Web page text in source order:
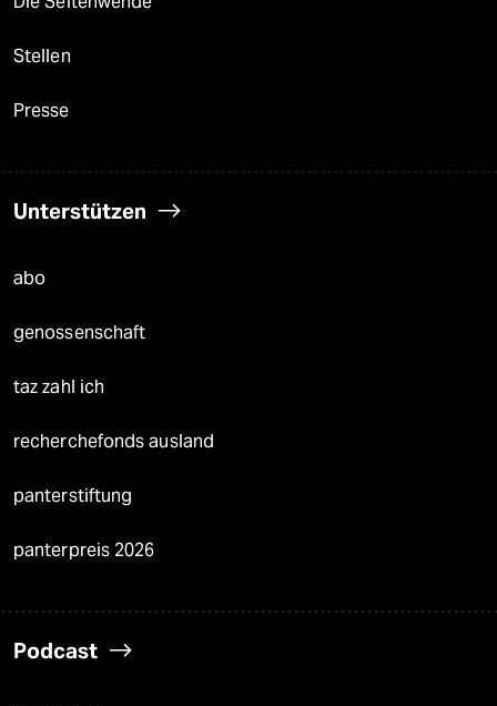
Stellen
Presse
Unterstützen
abo
genossenschaft
taz zahl ich
recherchefonds ausland
panterstiftung
panterpreis 2026
Podcast